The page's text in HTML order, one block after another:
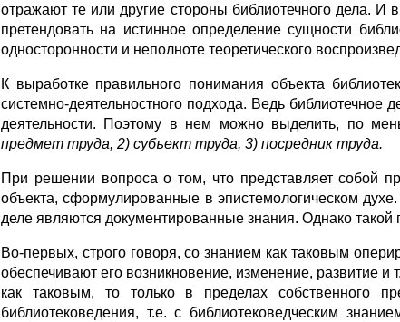
отражают те или другие стороны библиотечного дела.
претендовать на истинное определение сущности
односторонности и неполноте теоретического
К выработке правильного понимания объекта
системно-деятельностного подхода. Ведь библиотечное
деятельности. Поэтому в нем можно выделить, по
предмет труда, 2) субъект труда, 3) посредник труда.
При решении вопроса о том, что представляет собой
объекта, сформулированные в эпистемологическом
деле являются документированные знания. Однако такой
Во-первых, строго говоря, со знанием как таковым
обеспечивают его возникновение, изменение, развитие
как таковым, то только в пределах собственного
библиотековедения, т.е. с библиотековедческим